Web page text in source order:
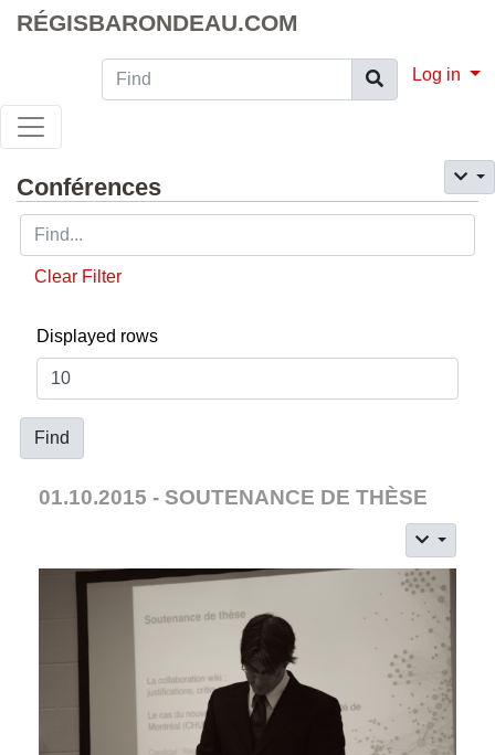
RÉGISBARONDEAU.COM
Find Log in
Conférences
Clear Filter
Displayed rows
Find
01.10.2015 - SOUTENANCE DE THÈSE